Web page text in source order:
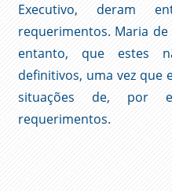
Executivo, deram
requerimentos. Maria
entanto, que estes
definitivos, uma vez que
situações de, por
requerimentos.